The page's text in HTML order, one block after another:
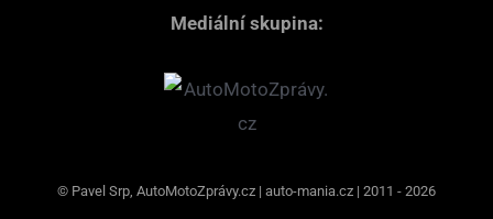
Mediální skupina:
© Pavel Srp, AutoMotoZprávy.cz | auto-mania.cz | 2011 - 2026